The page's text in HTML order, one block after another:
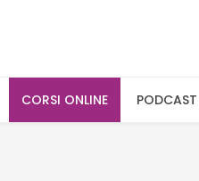
CORSI ONLINE PODCAST